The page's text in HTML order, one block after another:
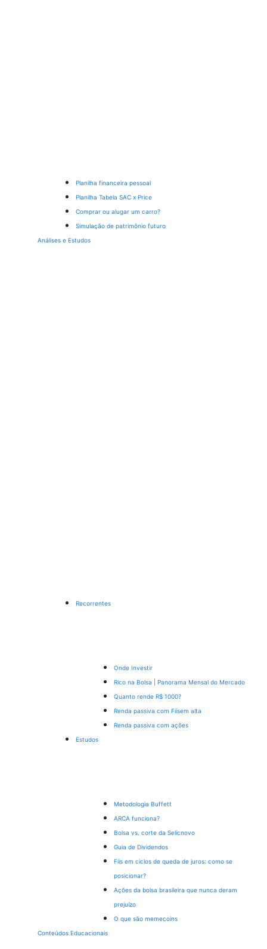
Planilha financeira pessoal
Planilha Tabela SAC x Price
Comprar ou alugar um carro?
Simulação de patrimônio futuro
Análises e Estudos
Recorrentes
Onde Investir
Rico na Bolsa | Panorama Mensal do Mercado
Quanto rende R$ 1000?
Renda passiva com Fiisem alta
Renda passiva com ações
Estudos
Metodologia Buffett
ARCA funciona?
Bolsa vs. corte da Selicnovo
Guia de Dividendos
Fiis em ciclos de queda de juros: como se
posicionar?
Ações da bolsa brasileira que nunca deram
prejuízo
O que são memecoins
Conteúdos Educacionais